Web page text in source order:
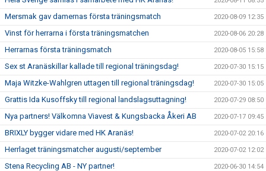
Mersmak gav damernas första träningsmatch 2020-08-09 12:35
Vinst för herrarna i första träningsmatchen 2020-08-06 20:28
Herrarnas första träningsmatch 2020-08-05 15:58
Sex st Aranäskillar kallade till regional träningsdag! 2020-07-30 15:15
Maja Witzke-Wahlgren uttagen till regional träningsdag! 2020-07-30 15:05
Grattis Ida Kusoffsky till regional landslagsuttagning! 2020-07-29 08:50
Nya partners! Välkomna Viavest & Kungsbacka Åkeri AB 2020-07-17 09:45
BRIXLY bygger vidare med HK Aranäs! 2020-07-02 20:16
Herrlaget träningsmatcher augusti/september 2020-07-02 12:02
Stena Recycling AB - NY partner! 2020-06-30 14:54